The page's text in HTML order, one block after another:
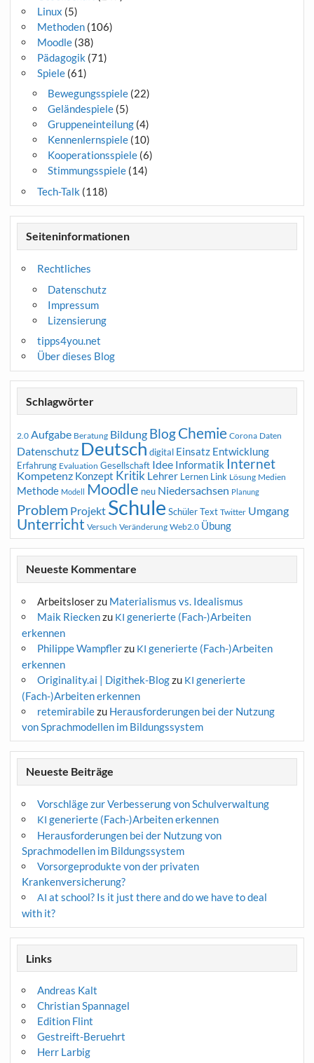
Linux (5)
Methoden(106)
Moodle(38)
Pädagogik (71)
Spiele(61)
Bewegungsspiele(22)
Geländespiele(5)
Gruppeneinteilung(4)
Kennenlernspiele(10)
Kooperationsspiele(6)
Stimmungsspiele(14)
Tech-Talk (118)
Seiteninformationen
Rechtliches
Datenschutz
Impressum
Lizensierung
tipps4you.net
Über dieses Blog
Schlagwörter
2.0 Aufgabe Beratung Bildung BlogChemie Corona Daten
Datenschutz Deutsch digital Einsatz Entwicklung
Erfahrung Evaluation Gesellschaft Idee Informatik Internet
Kompetenz Konzept Kritik Lehrer Lernen Link Lösung Medien
Methode Modell Moodle neu Niedersachsen Planung
Problem Projekt Schule Schüler Text Twitter Umgang
Unterricht Versuch Veränderung Web2.0 Übung
Neueste Kommentare
Arbeitsloserzu Materialismus vs. Idealismus
Maik Rieckenzu KI generierte (Fach-)Arbeiten
erkennen
Philippe Wampflerzu KI generierte (Fach-)Arbeiten
erkennen
Originality.ai | Digithek-Blogzu KI generierte
(Fach-)Arbeiten erkennen
retemirabilezu Herausforderungen bei der Nutzung
von Sprachmodellen im Bildungssystem
Neueste Beiträge
Vorschläge zur Verbesserung von Schulverwaltung
KI generierte (Fach-)Arbeiten erkennen
Herausforderungen bei der Nutzung von
Sprachmodellen im Bildungssystem
Vorsorgeprodukte von der privaten
Krankenversicherung?
AI at school? Is it just there and do we have to deal
with it?
Links
Andreas Kalt
Christian Spannagel
Edition Flint
Gestreift-Beruehrt
Herr Larbig